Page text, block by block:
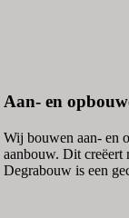
Aan- en
Wij bouwen aan- en
aanbouw. Dit creëert
Degrabouw is een